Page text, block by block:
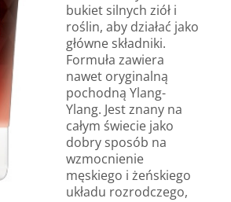
bukiet silnych ziół i
roślin, aby działać jako
główne składniki.
Formuła zawiera
nawet oryginalną
pochodną Ylang-
Ylang. Jest znany na
całym świecie jako
dobry sposób na
wzmocnienie
męskiego i żeńskiego
układu rozrodczego,